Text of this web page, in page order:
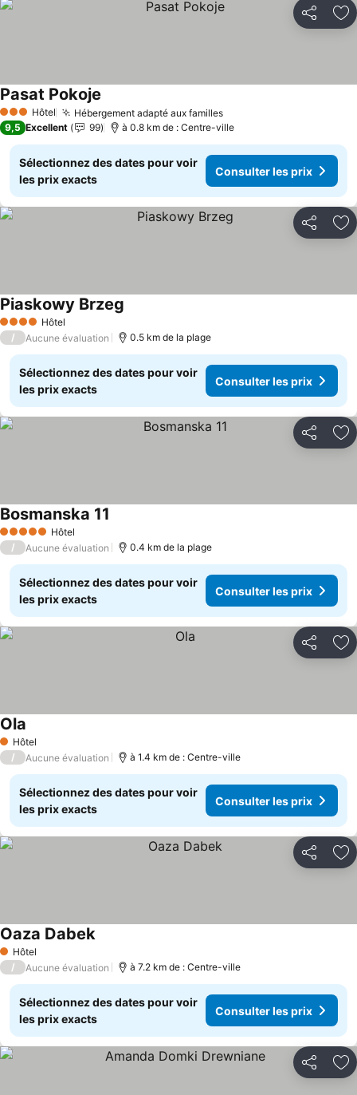
Partager
3 ÉtoilesHôtel Hébergement adapté aux famillesConsulter les prix
Pasat Pokoje
9,5 Excellent 99 à 0.8 km de : Centre-ville
Sélectionnez des dates pour voir
les prix exacts
Consulter les prix
Partager
4 Étoiles Hôtel
Piaskowy Brzeg
/ Aucune évaluation 0.5 km de la plage
Sélectionnez des dates pour voir
les prix exacts
Consulter les prix
Partager
5 Étoiles Hôtel
Bosmanska 11
/ Aucune évaluation 0.4 km de la plage
Sélectionnez des dates pour voir
les prix exacts
Consulter les prix
Partager
1 Étoiles
Hôtel
Ola
/ Aucune évaluation à 1.4 km de : Centre-ville
Sélectionnez des dates pour voir
les prix exacts
Consulter les prix
Partager
1 Étoiles
Hôtel
Oaza DabekConsulter les prix
/ Aucune évaluation à 7.2 km de : Centre-ville
Sélectionnez des dates pour voir
les prix exacts
Consulter les prix
Partager